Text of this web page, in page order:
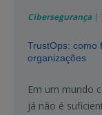
Cibersegurança|
TrustOps: como
organizações
Em um mundo
já não é